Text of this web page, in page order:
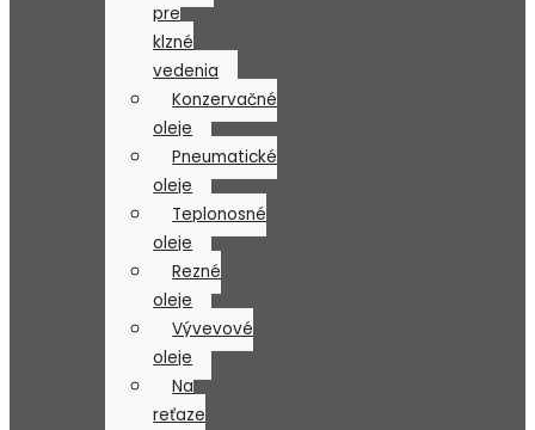
pre
klzné
vedenia
Konzervačné
oleje
Pneumatické
oleje
Teplonosné
oleje
Rezné
oleje
Vývevové
oleje
Na
reťaze